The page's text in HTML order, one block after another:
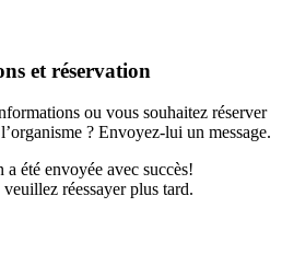
et réservation
ou vous souhaitez réserver
? Envoyez-lui un message.
été envoyée avec succès!
réessayer plus tard.